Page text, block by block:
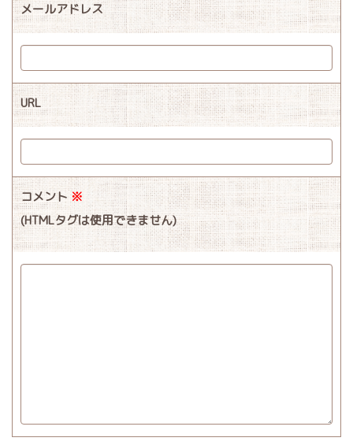
メールアドレス
URL
コメント※
(HTMLタグは使用できません)